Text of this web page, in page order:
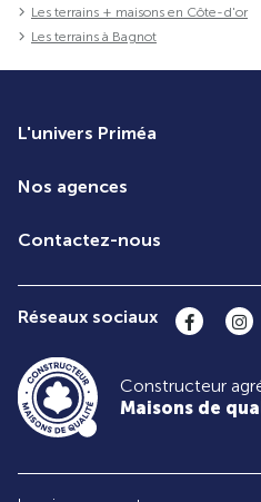
Les terrains + maisons en Côte-d'or
Les terrains à Bagnot
L'univers Priméa
Nos agences
Contactez-nous
Réseaux sociaux
Constructeur
Maisons de